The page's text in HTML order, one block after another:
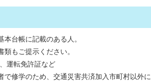
台帳に記載のある人。
もご提示ください。
運転免許証など
修学のため、交通災害共済加入市町村以外に